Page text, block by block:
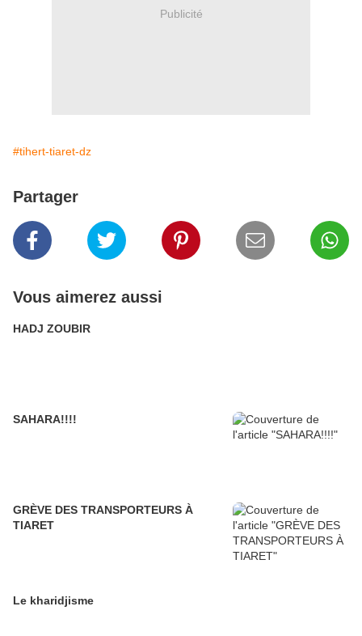
Publicité
#tihert-tiaret-dz
Partager
Vous aimerez aussi
HADJ ZOUBIR
SAHARA!!!!
GRÈVE DES TRANSPORTEURS À
TIARET
Le kharidjisme